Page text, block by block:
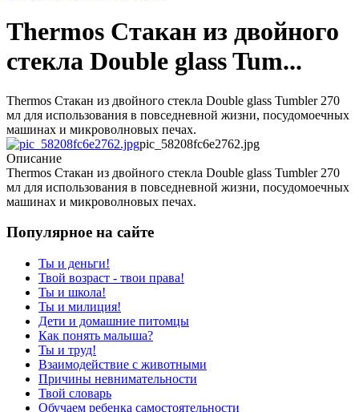
Thermos Стакан из двойного
стекла Double glass Tum...
Thermos Стакан из двойного стекла Double glass Tumbler 270
мл для использования в повседневной жизни, посудомоечных
машинах и микроволновых печах.
pic_58208fc6e2762.jpg
Описание
Thermos Стакан из двойного стекла Double glass Tumbler 270
мл для использования в повседневной жизни, посудомоечных
машинах и микроволновых печах.
Популярное на сайте
Ты и деньги!
Твой возраст - твои права!
Ты и школа!
Ты и милиция!
Дети и домашние питомцы
Как понять малыша?
Ты и труд!
Взаимодействие с животными
Причины невнимательности
Твой словарь
Обучаем ребенка самостоятельности